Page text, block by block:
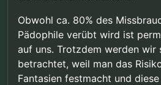
Obwohl ca. 80% des
Pädophile verübt wird ist
auf uns. Trotzdem werden wir
betrachtet, weil man das
Fantasien festmacht und